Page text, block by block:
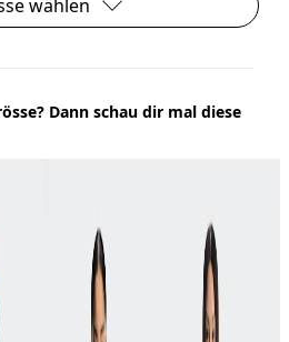
wählen
Dann schau dir mal diese